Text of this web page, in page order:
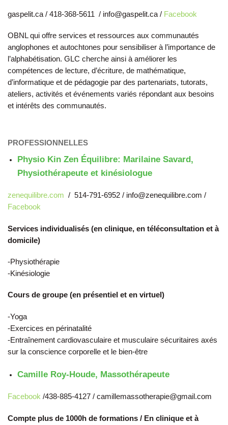
gaspelit.ca / 418-368-5611 / info@gaspelit.ca / Facebook
OBNL qui offre services et ressources aux communautés
anglophones et autochtones pour sensibiliser à l’importance de
l’alphabétisation. GLC cherche ainsi à améliorer les
compétences de lecture, d’écriture, de mathématique,
d’informatique et de pédagogie par des partenariats, tutorats,
ateliers, activités et événements variés répondant aux besoins
et intérêts des communautés.
PROFESSIONNELLES
Physio Kin Zen Équilibre: Marilaine Savard,
Physiothérapeute et kinésiologue
zenequilibre.com / 514-791-6952 / info@zenequilibre.com /
Facebook
Services individualisés (en clinique, en téléconsultation et à
domicile)
-Physiothérapie
-Kinésiologie
Cours de groupe (en présentiel et en virtuel)
-Yoga
-Exercices en périnatalité
-Entraînement cardiovasculaire et musculaire sécuritaires axés
sur la conscience corporelle et le bien-être
Camille Roy-Houde, Massothérapeute
Facebook /438-885-4127 / camillemassotherapie@gmail.com
Compte plus de 1000h de formations / En clinique et à